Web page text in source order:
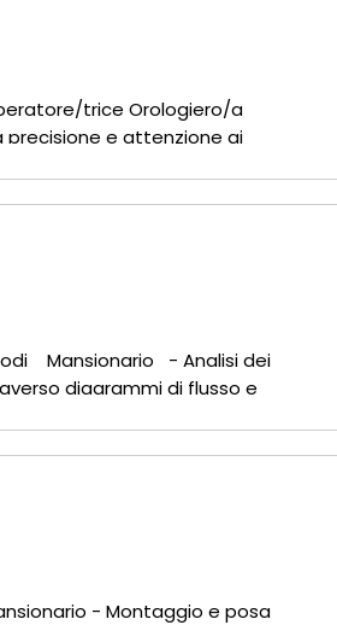
trice Orologiero/a
precisione e attenzione ai
costante con il repa
Mansionario - Analisi dei
diagrammi di flusso e
- Montaggio e posa